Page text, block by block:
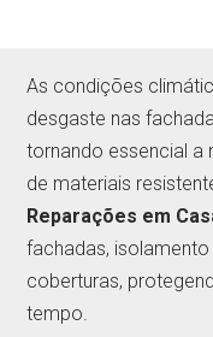
As condições
desgaste nas
tornando essencial a
de materiais
Reparações em
fachadas,
coberturas,
tempo.